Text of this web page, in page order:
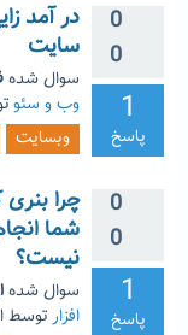
0
0
1
پاسخ
در آمد
سایت
سوال شده
وب و سئو
وبسایت
0
0
1
پاسخ
چرا
شما
نیست؟
سوال شده
افزارتوسط